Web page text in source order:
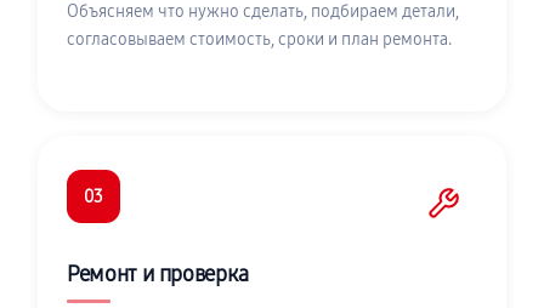
Объясняем что нужно сделать, подбираем детали,
согласовываем стоимость, сроки и план ремонта.
03
Ремонт и проверка